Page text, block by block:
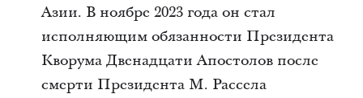
Азии. В ноябре 2023 года он стал
исполняющим обязанности Президента
Кворума Двенадцати Апостолов после
смерти Президента М. Рассела